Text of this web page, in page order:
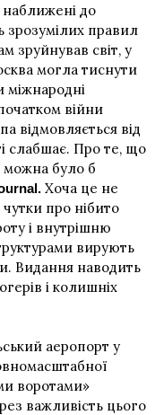
наближені до
зрозумілих правил
зруйнував світ, у
могла тиснути
міжнародні
війни
відмовляється від
слабшає. Про те, що
можна було б
Хоча це не
про нібито
і внутрішню
вирують
Видання наводить
і колишніх
аеропорт у
воротами»
важливість цього